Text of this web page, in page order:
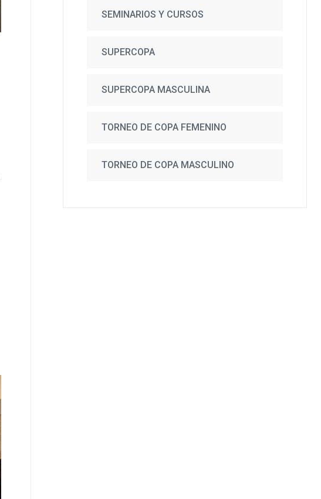
SEMINARIOS Y CURSOS
SUPERCOPA
SUPERCOPA MASCULINA
TORNEO DE COPA FEMENINO
TORNEO DE COPA MASCULINO